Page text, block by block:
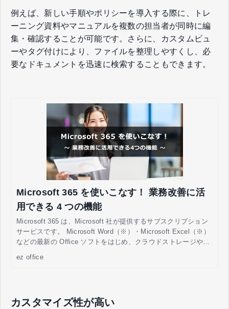
例えば、新しい手順やポリシーを導入する際に、トレ
ーニング資料やマニュアルを複数の担当者が同時に編
集・確認することが可能です。さらに、カスタムビュ
ーやタグ付けにより、ファイルを整理しやすくし、必
要なドキュメントを迅速に検索することもできます。
Microsoft 365 を使いこなす！ 業務改善に活
用できる 4 つの機能
Microsoft 365 は、Microsoft 社が提供するサブスクリプション
サービスです。 Microsoft Word（※）・Microsoft Excel（※）
などの最新の Office ソフトをはじめ、クラウドストレージやグ
方改革などに役立てたい」とお悩みの方もいるのではないでし
ez office
カスタマイズ性が高い